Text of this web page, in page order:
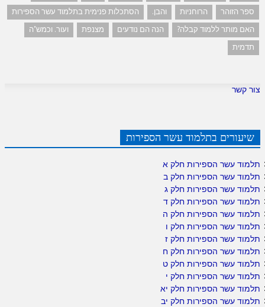
ספר הזוהר
הרוחניות והבן.
הסתכלות פנימית בתלמוד עשר הספירות
האם מותר ללמוד קבלה?
הנה הם נודעים מצנפת
ועור. וכמש"ה
תדמית
צור קשר
שיעורים בתלמוד עשר הספירות
תלמוד עשר הספירות חלק א
תלמוד עשר הספירות חלק ב
תלמוד עשר הספירות חלק ג
תלמוד עשר הספירות חלק ד
תלמוד עשר הספירות חלק ה
תלמוד עשר הספירות חלק ו
תלמוד עשר הספירות חלק ז
תלמוד עשר הספירות חלק ח
תלמוד עשר הספירות חלק ט
תלמוד עשר הספירות חלק י
תלמוד עשר הספירות חלק יא
תלמוד עשר הספירות חלק יב